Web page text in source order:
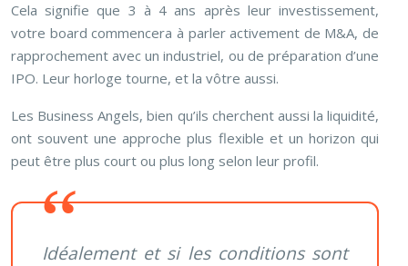
Cela signifie que 3 à 4 ans après leur investissement,
votre board commencera à parler activement de M&A, de
rapprochement avec un industriel, ou de préparation d’une
IPO. Leur horloge tourne, et la vôtre aussi.
Les Business Angels, bien qu’ils cherchent aussi la liquidité,
ont souvent une approche plus flexible et un horizon qui
peut être plus court ou plus long selon leur profil.
Idéalement et si les conditions sont